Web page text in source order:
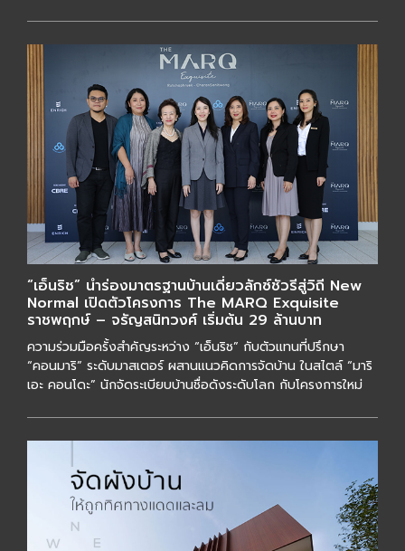
“เอ็นริช” นำร่องมาตรฐานบ้านเดี่ยวลักซ์ชัวรีสู่วิถี New
Normal เปิดตัวโครงการ The MARQ Exquisite
ราชพฤกษ์ – จรัญสนิทวงศ์ เริ่มต้น 29 ล้านบาท
ความร่วมมือครั้งสำคัญระหว่าง “เอ็นริช” กับตัวแทนที่ปรึกษา
“คอนมาริ” ระดับมาสเตอร์ ผสานแนวคิดการจัดบ้าน ในสไตล์ “มาริ
เอะ คอนโดะ” นักจัดระเบียบบ้านชื่อดังระดับโลก กับโครงการใหม่